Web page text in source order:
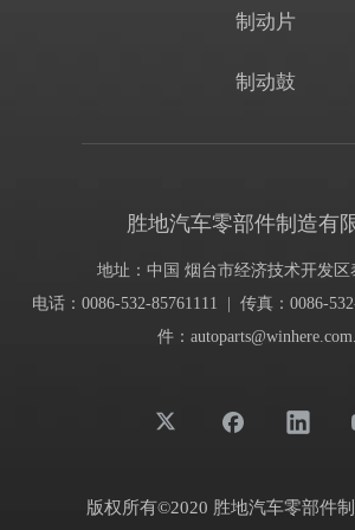
制动片
制动鼓
胜地汽车零部件制造有
地址：中国 烟台市经济技术开发区
电话：0086-532-85761111 | 传真：0086-
件：
版权所有©2020 胜地汽车零部件